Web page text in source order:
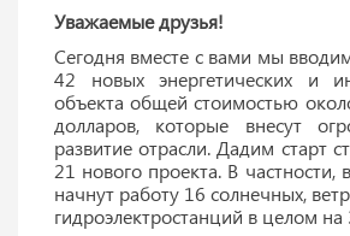
Уважаемые друзья!
Сегодня вместе с вами мы
42 новых энергетических и
объекта общей стоимостью
долларов, которые внесут
развитие отрасли. Дадим старт
21 нового проекта. В частности,
начнут работу 16 солнечных,
гидроэлектростанций в целом на